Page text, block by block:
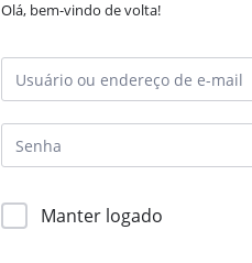
Olá, bem-vindo de volta!
Manter logado